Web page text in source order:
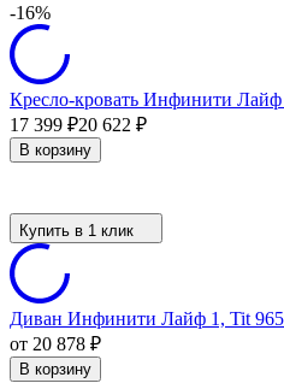
-16%
Кресло-кровать Инфинити Лайф
17 399 ₽20 622 ₽
В корзину
Купить в 1 клик
Диван Инфинити Лайф 1, Tit 965
от 20 878 ₽
В корзину